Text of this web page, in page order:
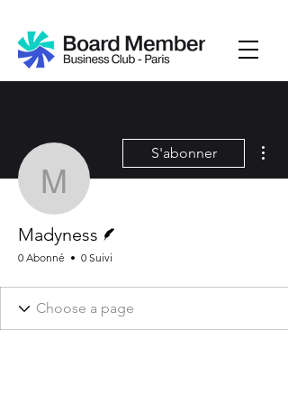
Madyness
S'abonner
Madyness
0 Abonné 0 Suivi